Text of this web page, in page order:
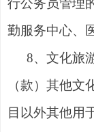
行公务员管理
勤服务中心、
8、文化旅
（款）其他
目以外其他用